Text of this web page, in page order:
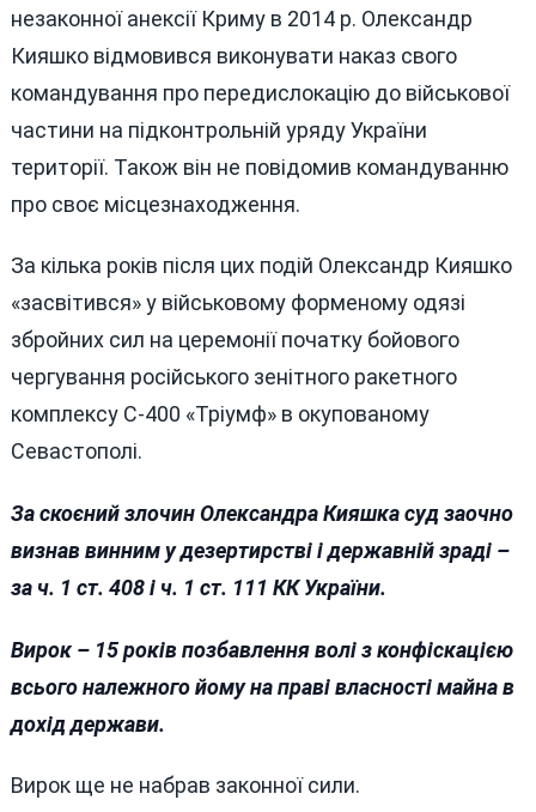
незаконної анексії Криму в 2014 р. Олександр
Кияшко відмовився виконувати наказ свого
командування про передислокацію до військової
частини на підконтрольній уряду України
території. Також він не повідомив командуванню
про своє місцезнаходження.
За кілька років після цих подій Олександр Кияшко
«засвітився» у військовому форменому одязі
збройних сил на церемонії початку бойового
чергування російського зенітного ракетного
комплексу С-400 «Тріумф» в окупованому
Севастополі.
За скоєний злочин Олександра Кияшка суд заочно
визнав винним у дезертирстві і державній зраді –
за ч. 1 ст. 408 і ч. 1 ст. 111 КК України.
Вирок – 15 років позбавлення волі з конфіскацією
всього належного йому на праві власності майна в
дохід держави.
Вирок ще не набрав законної сили.